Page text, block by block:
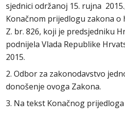
sjednici održanoj 15. rujna
Konačnom prijedlogu zakona o
Z. br. 826, koji je predsjedniku
podnijela Vlada Republike
2015.
2. Odbor za zakonodavstvo
donošenje ovoga Zakona.
3. Na tekst Konačnog